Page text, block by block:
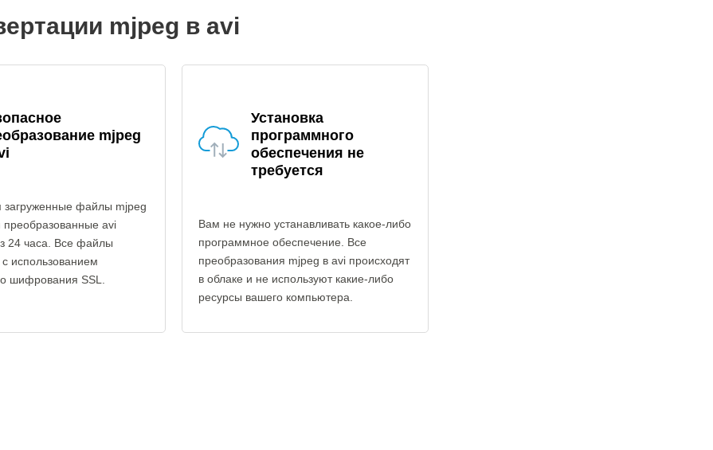
mjpeg в avi
mjpeg
файлы mjpeg
преобразованные avi
24 часа. Все файлы
использованием
шифрования SSL.
Установка
программного
обеспечения не
требуется
Вам не нужно устанавливать какое-либо
программное обеспечение. Все
преобразования mjpeg в avi происходят
в облаке и не используют какие-либо
ресурсы вашего компьютера.